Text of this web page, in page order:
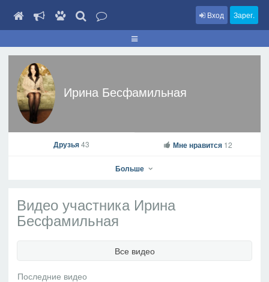
Вход Зарег.
Ирина Бесфамильная
Друзья43 Мне нравится 12
Больше
Видео участника Ирина
Бесфамильная
Все видео